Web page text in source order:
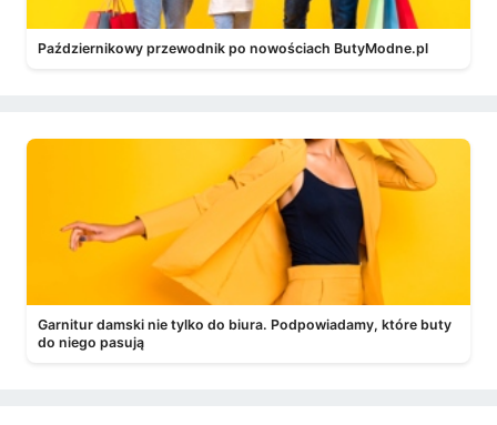
Październikowy przewodnik po nowościach ButyModne.pl
Garnitur damski nie tylko do biura. Podpowiadamy, które buty
do niego pasują